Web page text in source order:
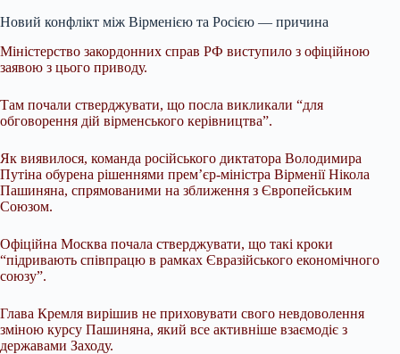
Новий конфлікт між Вірменією та Росією — причина
Міністерство закордонних справ РФ виступило з офіційною
заявою з цього приводу.
Там почали стверджувати, що посла викликали “для
обговорення дій вірменського керівництва”.
Як виявилося, команда російського диктатора Володимира
Путіна обурена рішеннями прем’єр-міністра Вірменії Нікола
Пашиняна, спрямованими на зближення з Європейським
Союзом.
Офіційна Москва почала стверджувати, що такі кроки
“підривають співпрацю в рамках Євразійського економічного
союзу”.
Глава Кремля вирішив не приховувати свого невдоволення
зміною курсу Пашиняна, який все активніше взаємодіє з
державами Заходу.